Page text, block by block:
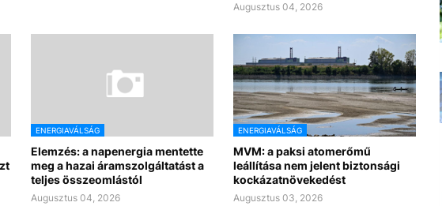
Augusztus 04, 2026
ENERGIAVÁLSÁG
Elemzés: a napenergia mentette
meg a hazai áramszolgáltatást a
teljes összeomlástól
Augusztus 04, 2026
ENERGIAVÁLSÁG
MVM: a paksi atomerőmű
leállítása nem jelent biztonsági
kockázatnövekedést
Augusztus 03, 2026